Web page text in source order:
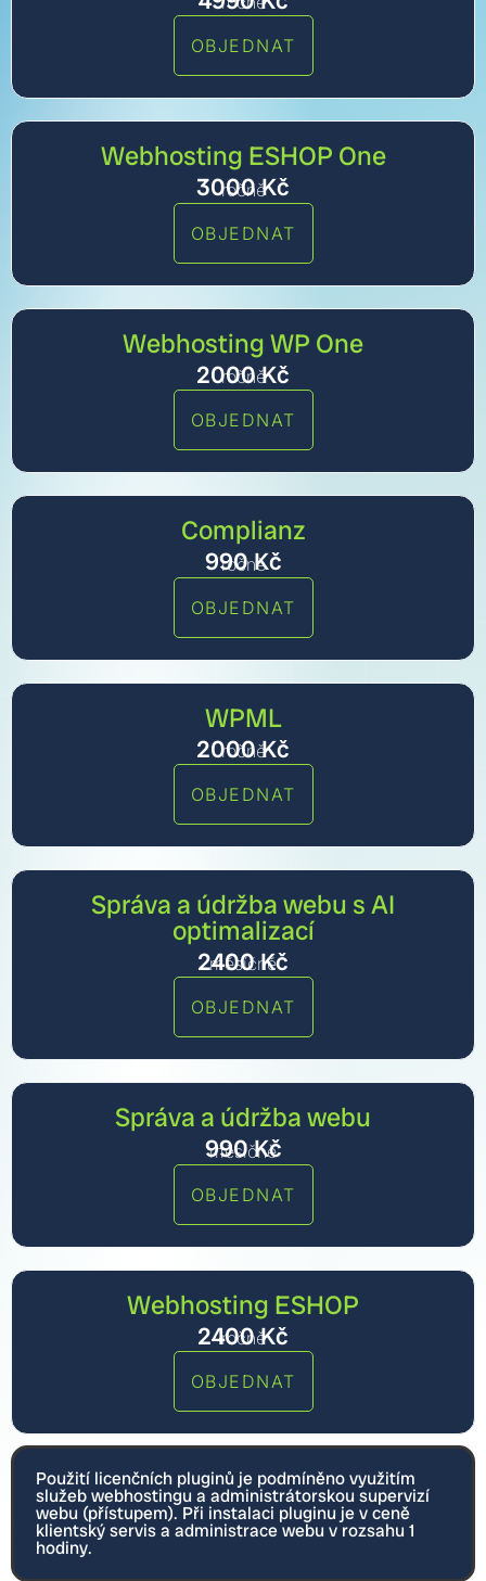
OBJEDNAT
Webhosting ESHOP One
3000Kč
ročně
OBJEDNAT
Webhosting WP One
2000Kč
ročně
OBJEDNAT
Complianz
990Kč
ročně
OBJEDNAT
WPML
2000Kč
ročně
OBJEDNAT
Správa a údržba webu s AI
optimalizací
2400Kč
měsíčně
OBJEDNAT
Správa a údržba webu
990Kč
měsíčně
OBJEDNAT
Webhosting ESHOP
2400Kč
ročně
OBJEDNAT
Použití licenčních pluginů je podmíněno využitím
služeb webhostingu a administrátorskou supervizí
webu (přístupem). Při instalaci pluginu je v ceně
klientský servis a administrace webu v rozsahu 1
hodiny.